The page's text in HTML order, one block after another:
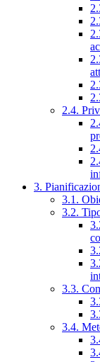
2.4.
3.
3.1.
3.2.
3.3.
3.4.